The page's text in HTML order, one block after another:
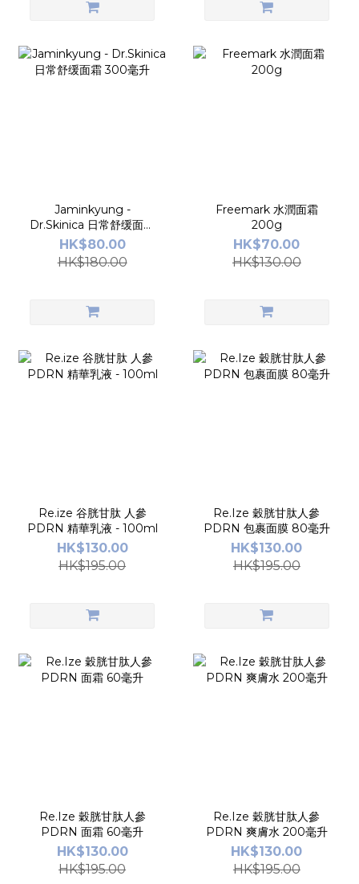
Jaminkyung -
Dr.Skinica 日常舒缓面霜
300毫升
HK$80.00
HK$180.00
Freemark 水潤面霜
200g
HK$70.00
HK$130.00
Re.ize 谷胱甘肽 人參
PDRN 精華乳液 - 100ml
HK$130.00
HK$195.00
Re.Ize 穀胱甘肽人參
PDRN 包裹面膜 80毫升
HK$130.00
HK$195.00
Re.Ize 穀胱甘肽人參
PDRN 面霜 60毫升
HK$130.00
HK$195.00
Re.Ize 穀胱甘肽人參
PDRN 爽膚水 200毫升
HK$130.00
HK$195.00